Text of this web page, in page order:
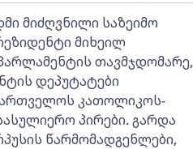
მიძღვნილი საზეიმო
მიხეილ
თავმჯდომარე,
დეპუტატები
კათოლიკოს-
პირები. გარდა
წარმომადგენლები,